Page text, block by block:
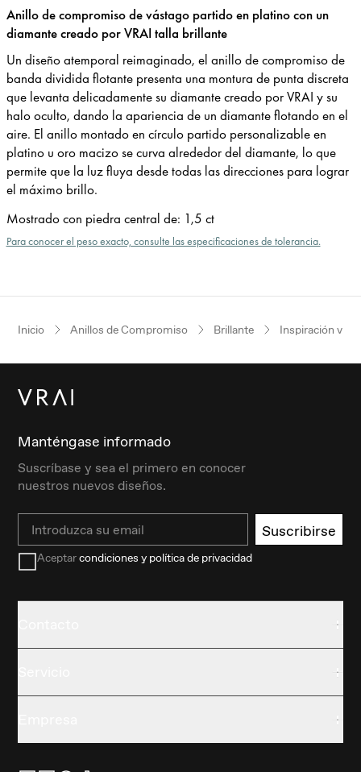
Anillo de compromiso de vástago partido en platino con un
diamante creado por VRAI talla brillante
Un diseño atemporal reimaginado, el anillo de compromiso de
banda dividida flotante presenta una montura de punta discreta
que levanta delicadamente su diamante creado por VRAI y su
halo oculto, dando la apariencia de un diamante flotando en el
aire. El anillo montado en círculo partido personalizable en
platino u oro macizo se curva alrededor del diamante, lo que
permite que la luz fluya desde todas las direcciones para lograr
el máximo brillo.
Mostrado con piedra central de: 1,5 ct
Para conocer el peso exacto, consulte las especificaciones de tolerancia.
Inicio Anillos de Compromiso Brillante Inspiración
Manténgase informado
Suscríbase y sea el primero en conocer
nuestros nuevos diseños.
Email Suscribirse
Aceptarcondiciones y política de privacidad